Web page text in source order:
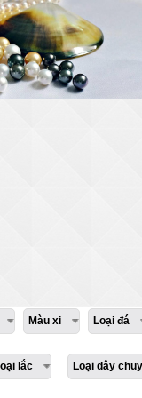
Màu xi Loại đá
lắc Loại dây